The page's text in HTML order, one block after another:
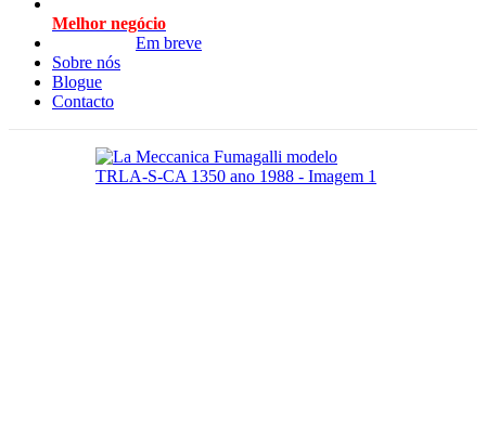
Melhor negócio
Em breve
Sobre nós
Blogue
Contacto